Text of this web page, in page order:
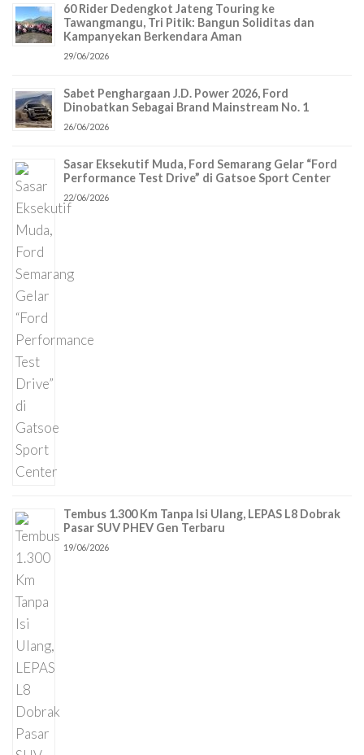
60 Rider Dedengkot Jateng Touring ke
Tawangmangu, Tri Pitik: Bangun Soliditas dan
Kampanyekan Berkendara Aman
29/06/2026
Sabet Penghargaan J.D. Power 2026, Ford
Dinobatkan Sebagai Brand Mainstream No. 1
26/06/2026
Sasar Eksekutif Muda, Ford Semarang Gelar “Ford
Performance Test Drive” di Gatsoe Sport Center
22/06/2026
Tembus 1.300 Km Tanpa Isi Ulang, LEPAS L8 Dobrak
Pasar SUV PHEV Gen Terbaru
19/06/2026